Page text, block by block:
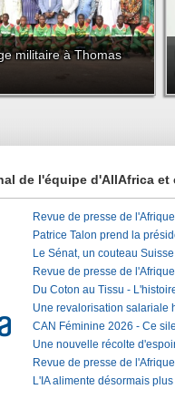
militaire à Thomas
de l'équipe d'AllAfrica
Revue de presse de
Patrice Talon prend la
Le Sénat, un couteau
Revue de presse de
Du Coton au Tissu -
Une revalorisation salariale
CAN Féminine 2026 - Ce
Une nouvelle récolte
Revue de presse de
L'IA alimente désormais